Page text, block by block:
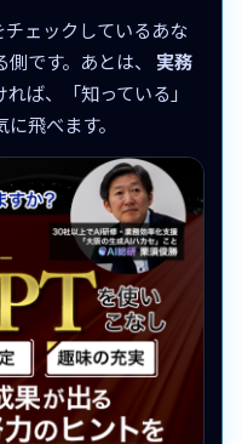
ェックしているあな
です。あとは、 実務
ば、「知っている」
飛べます。